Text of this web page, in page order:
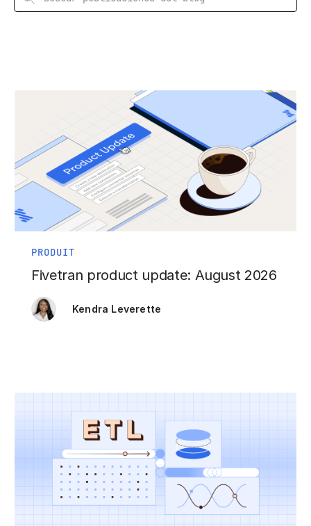
PRODUIT
Fivetran product update: August 2026
Kendra Leverette